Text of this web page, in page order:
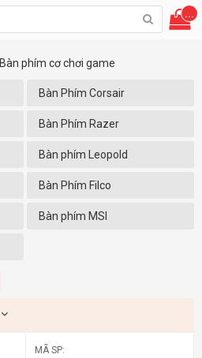
...
Bàn phím cơ chơi game
Bàn Phím Corsair
Bàn Phím Razer
Bàn phím Leopold
Bàn Phím Filco
Bàn phím MSI
MÃ SP: